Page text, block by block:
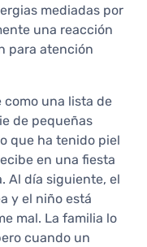
mediadas por
una reacción
para atención
como una lista de
de pequeñas
que ha tenido piel
en una fiesta
Al día siguiente, el
y el niño está
mal. La familia lo
cuando un